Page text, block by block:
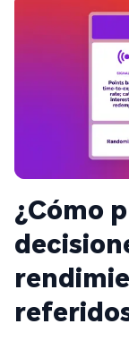
¿Cómo